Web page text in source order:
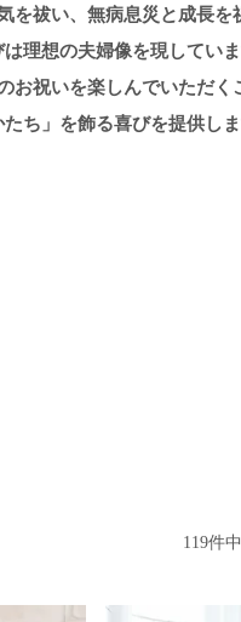
祓い、 無病息災と成長を
理想の夫婦像を現していま
お祝いを楽しんでいただく
たち」を飾る喜びを提供しま
119件中